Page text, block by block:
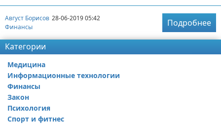
Август Борисов 28-06-2019 05:42
Финансы
Подробнее
Категории
Медицина
Информационные технологии
Финансы
Закон
Психология
Спорт и фитнес